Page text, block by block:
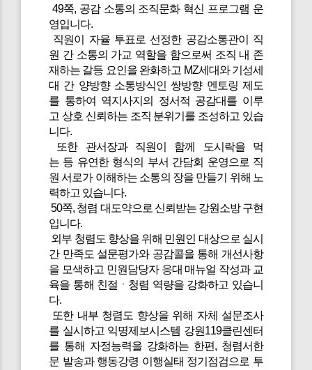
49쪽, 공감 소통의 조직문화 혁신 프로그램 운
영입니다.
직원이 자율 투표로 선정한 공감소통관이 직
원 간 소통의 가교 역할을 함으로써 조직 내 존
재하는 갈등 요인을 완화하고 MZ세대와 기성세
대 간 양방향 소통방식인 쌍방향 멘토링 제도
를 통하여 역지사지의 정서적 공감대를 이루
고 상호 신뢰하는 조직 분위기를 조성하고 있습
니다.
또한 관서장과 직원이 함께 도시락을 먹
는 등 유연한 형식의 부서 간담회 운영으로 직
원 서로가 이해하는 소통의 장을 만들기 위해 노
력하고 있습니다.
50쪽, 청렴 대도약으로 신뢰받는 강원소방 구현
입니다.
외부 청렴도 향상을 위해 민원인 대상으로 실시
간 만족도 설문평가와 공감콜을 통해 개선사항
을 모색하고 민원담당자 응대 매뉴얼 작성과 교
육을 통해 친절ㆍ청렴 역량을 강화하고 있습니
다.
또한 내부 청렴도 향상을 위해 자체 설문조사
를 실시하고 익명제보시스템 강원119클린센터
를 통해 자정능력을 강화하는 한편, 청렴서한
문 발송과 행동강령 이행실태 정기점검으로 투